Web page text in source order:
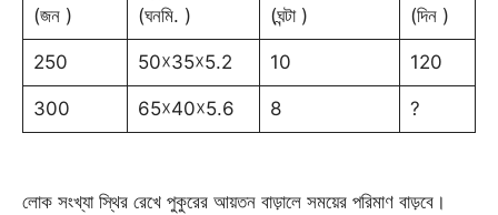
(জন )
(ঘনমি. )
(ঘন্টা )
(দিন )
250 50☓35☓5.2 10 120
300 65☓40☓5.6 8 ?
লোক সংখ্যা স্থির রেখে পুকুরের আয়তন বাড়ালে সময়ের পরিমাণ বাড়বে।